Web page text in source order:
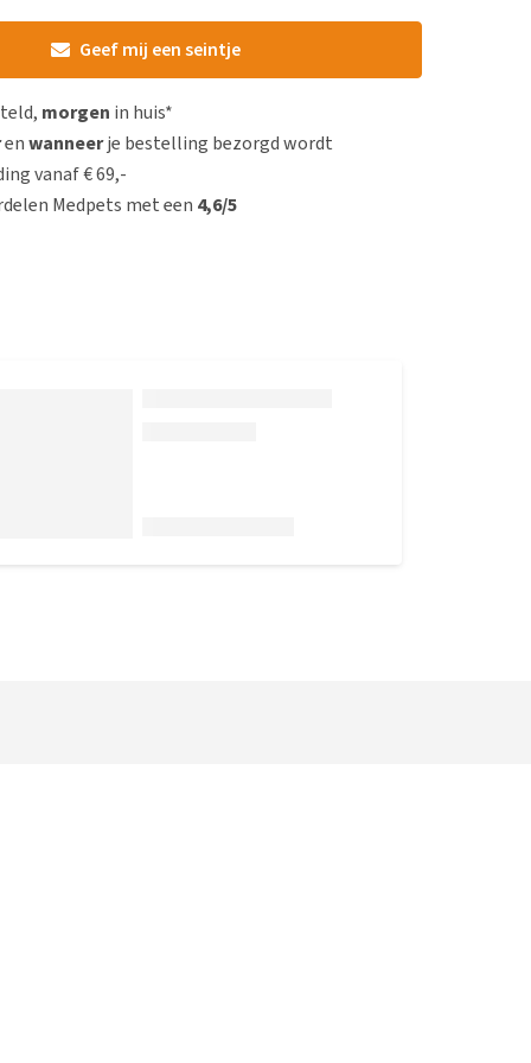
Geef mij een seintje
morgen in huis*
enwanneerje bestelling bezorgd wordt
vanaf € 69,-
Medpets met een 4,6/5